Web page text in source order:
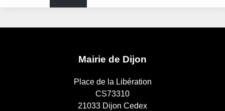
Mairie de Dijon
Place de la Libération
CS73310
21033 Dijon Cedex